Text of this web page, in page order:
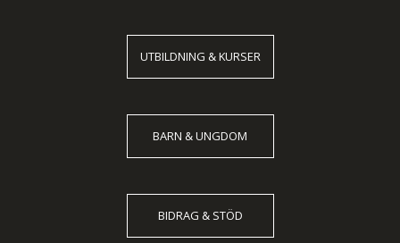
UTBILDNING & KURSER
BARN & UNGDOM
BIDRAG & STÖD